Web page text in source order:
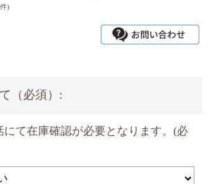
)
（必須）:
て在庫確認が必要となります。(必